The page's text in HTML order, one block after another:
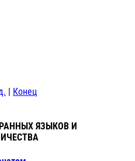
| Конец
ЯЗЫКОВ И